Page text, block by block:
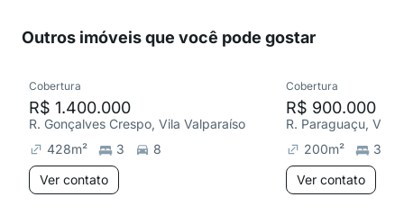
Outros imóveis que você pode gostar
Cobertura
R$ 1.400.000
R. Gonçalves Crespo, Vila Valparaíso
428m² 3
8
Ver contato
Cobertura
R$ 900.000
R. Paraguaçu, Vila
200m²
3
Ver contato